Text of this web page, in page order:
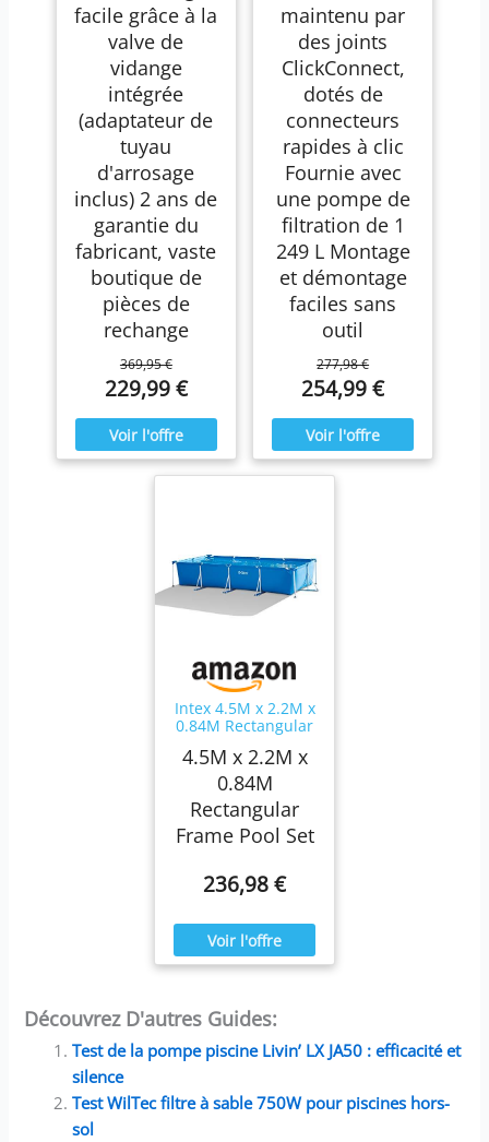
facile grâce à la
valve de
vidange
intégrée
(adaptateur de
tuyau
d'arrosage
inclus) 2 ans de
garantie du
fabricant, vaste
boutique de
pièces de
rechange
369,95 €
229,99 €
maintenu par
des joints
ClickConnect,
dotés de
connecteurs
rapides à clic
Fournie avec
une pompe de
filtration de 1
249 L Montage
et démontage
faciles sans
outil
277,98 €
254,99 €
Intex 4.5M x 2.2M x
0.84M Rectangular
4.5M x 2.2M x
0.84M
Rectangular
Frame Pool Set
236,98 €
Découvrez D'autres Guides:
Test de la pompe piscine Livin’ LX JA50 : efficacité et
silence
Test WilTec filtre à sable 750W pour piscines hors-
sol